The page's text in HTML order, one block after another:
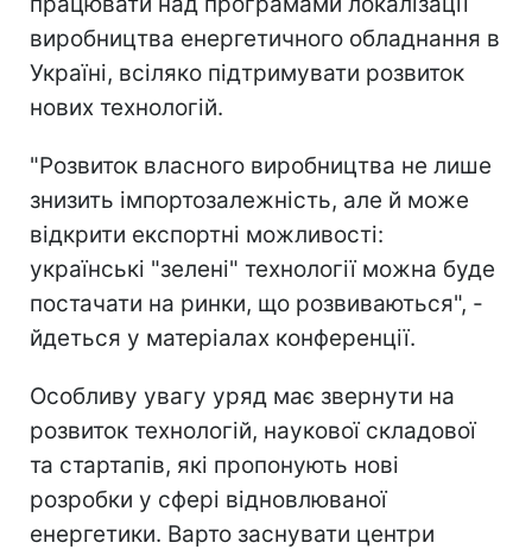
виробництва енергетичного обладнання в
Україні, всіляко підтримувати розвиток
нових технологій.
"Розвиток власного виробництва не лише
знизить імпортозалежність, але й може
відкрити експортні можливості:
українські "зелені" технології можна буде
постачати на ринки, що розвиваються", -
йдеться у матеріалах конференції.
Особливу увагу уряд має звернути на
розвиток технологій, наукової складової
та стартапів, які пропонують нові
розробки у сфері відновлюваної
енергетики. Варто заснувати центри